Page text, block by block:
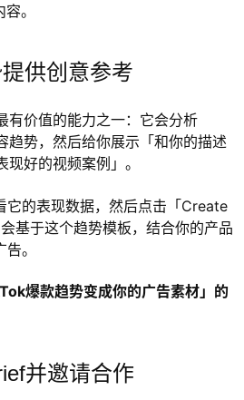
。
供创意参考
价值的能力之一：它会分析
趋势，然后给你展示「和你的描述
好的视频案例」。
它的表现数据，然后点击「Create
于这个趋势模板，结合你的产品
。
爆款趋势变成你的广告素材」的
并邀请合作